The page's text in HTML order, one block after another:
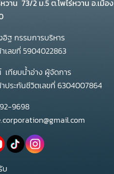
วาน 73/2 ม.5 ต.โพไร่หวาน อ.เมือง
ฐ กรรมการบริหาร
เลขที่ 5904022863
ยบน้ำอ่าง ผู้จัดการ
ประกันชีวิตเลขที่ 6304007864
9698
บ